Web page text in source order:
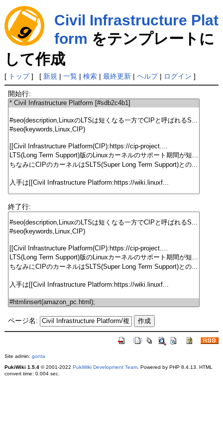
Civil Infrastructure Plat
form をテンプレートに
して作成
[ トップ] [ 新規 | 一覧| 検索| 最終更新| ヘルプ| ログイン ]
開始行:
終了行:
ページ名:
Site admin: gonta
PukiWiki 1.5.4© 2001-2022 PukiWiki Development Team. Powered by PHP 8.4.13. HTML
convert time: 0.004 sec.